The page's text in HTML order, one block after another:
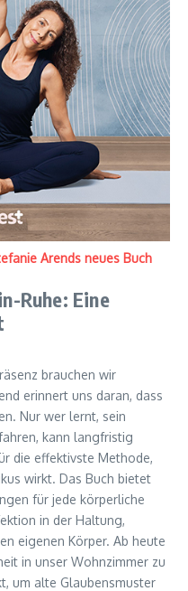
Arends neues Buch
Ruhe: Eine
brauchen wir
erinnert uns daran, dass
Nur wer lernt, sein
kann langfristig
die effektivste Methode,
wirkt. Das Buch bietet
für jede körperliche
in der Haltung,
eigenen Körper. Ab heute
in unser Wohnzimmer zu
um alte Glaubensmuster